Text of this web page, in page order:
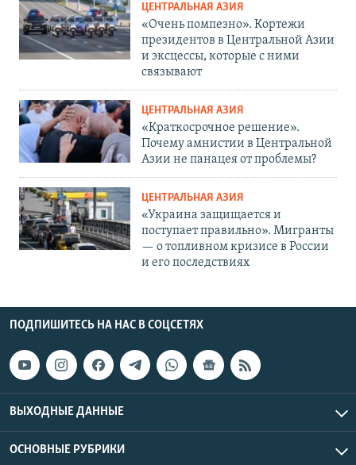
ЦЕНТРАЛЬНАЯ АЗИЯ
«Очень помпезно». Кортежи
президентов в Центральной Азии
и эксцессы, которые с ними
связывают
ЦЕНТРАЛЬНАЯ АЗИЯ
«Краткосрочное решение».
Почему амнистии в Центральной
Азии не панацея от проблемы?
ЦЕНТРАЛЬНАЯ АЗИЯ
«Украина защищается и
поступает правильно». Мигранты
— о топливном кризисе в России
и его последствиях
ПОДПИШИТЕСЬ НА НАС В СОЦСЕТЯХ
ВЫХОДНЫЕ ДАННЫЕ
ОСНОВНЫЕ РУБРИКИ